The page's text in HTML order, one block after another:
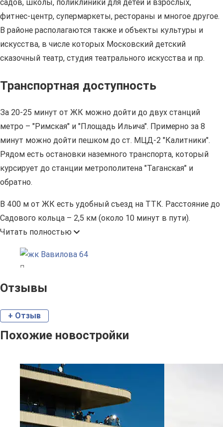
садов, школы, поликлиники для детей и взрослых,
фитнес-центр, супермаркеты, рестораны и многое другое.
В районе располагаются также и объекты культуры и
искусства, в числе которых Московский детский
сказочный театр, студия театрального искусства и пр.
Транспортная доступность
За 20-25 минут от ЖК можно дойти до двух станций
метро – "Римская" и "Площадь Ильича". Примерно за 8
минут можно дойти пешком до ст. МЦД-2 "Калитники".
Рядом есть остановки наземного транспорта, который
курсирует до станции метрополитена "Таганская" и
обратно.
В 400 м от ЖК есть удобный съезд на ТТК. Расстояние до
Садового кольца – 2,5 км (около 10 минут в пути).
Читать полностью
Отзывы
+ Отзыв
Похожие новостройки